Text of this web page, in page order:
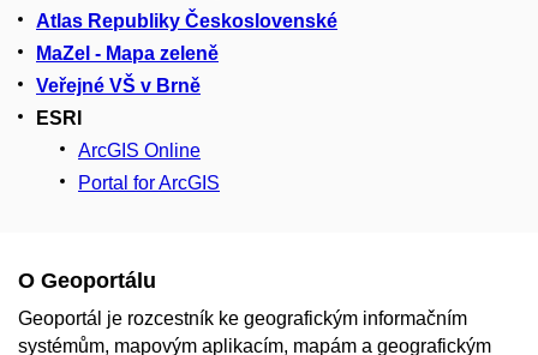
Atlas Republiky Československé
MaZel - Mapa zeleně
Veřejné VŠ v Brně
ESRI
ArcGIS Online
Portal for ArcGIS
O Geoportálu
Geoportál je rozcestník ke geografickým informačním
systémům, mapovým aplikacím, mapám a geografickým